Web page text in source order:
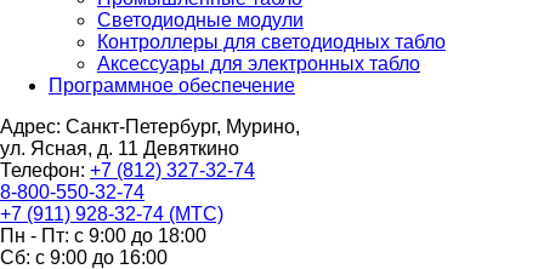
Светодиодные модули
Контроллеры для светодиодных табло
Аксессуары для электронных табло
Программное обеспечение
Адрес: Санкт-Петербург, Мурино,
ул. Ясная, д. 11 Девяткино
Телефон: +7 (812) 327-32-74
8-800-550-32-74
+7 (911) 928-32-74 (МТС)
Пн - Пт: с 9:00 до 18:00
Сб: с 9:00 до 16:00